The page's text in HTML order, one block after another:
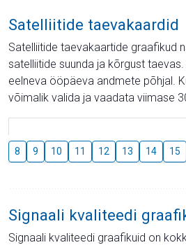
Satelliitide taevakaardid
Satelliitide taevakaartide graafikud
satelliitide suunda ja kõrgust
eelneva ööpäeva andmete põhjal.
võimalik valida ja vaadata viimase
8 9 10 11 12 13 14 15
Signaali kvaliteedi
Signaali kvaliteedi graafikuid on